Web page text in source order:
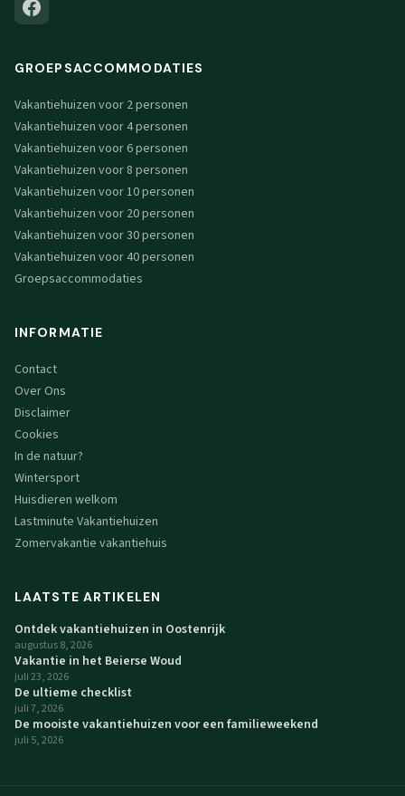
GROEPSACCOMMODATIES
Vakantiehuizen voor 2 personen
Vakantiehuizen voor 4 personen
Vakantiehuizen voor 6 personen
Vakantiehuizen voor 8 personen
Vakantiehuizen voor 10 personen
Vakantiehuizen voor 20 personen
Vakantiehuizen voor 30 personen
Vakantiehuizen voor 40 personen
Groepsaccommodaties
INFORMATIE
Contact
Over Ons
Disclaimer
Cookies
In de natuur?
Wintersport
Huisdieren welkom
Lastminute Vakantiehuizen
Zomervakantie vakantiehuis
LAATSTE ARTIKELEN
Ontdek vakantiehuizen in Oostenrijk
augustus 8, 2026
Vakantie in het Beierse Woud
juli 23, 2026
De ultieme checklist
juli 7, 2026
De mooiste vakantiehuizen voor een familieweekend
juli 5, 2026